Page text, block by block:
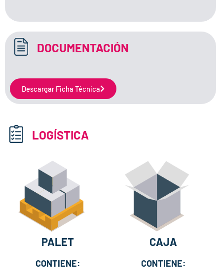
DOCUMENTACIÓN
Descargar Ficha Técnica
LOGÍSTICA
PALET
CONTIENE:
CAJA
CONTIENE: